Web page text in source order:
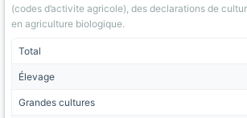
(codes d’activite agricole), des declarations de
en agriculture biologique.
Total
Élevage
Grandes cultures